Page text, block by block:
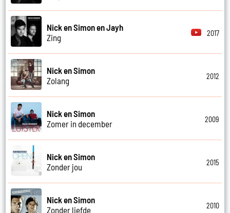
Nick en Simon en Jayh
Zing
2017
Nick en Simon
Zolang
2012
Nick en Simon
Zomer in december
2009
Nick en Simon
Zonder jou
2015
Nick en Simon
Zonder liefde
2010